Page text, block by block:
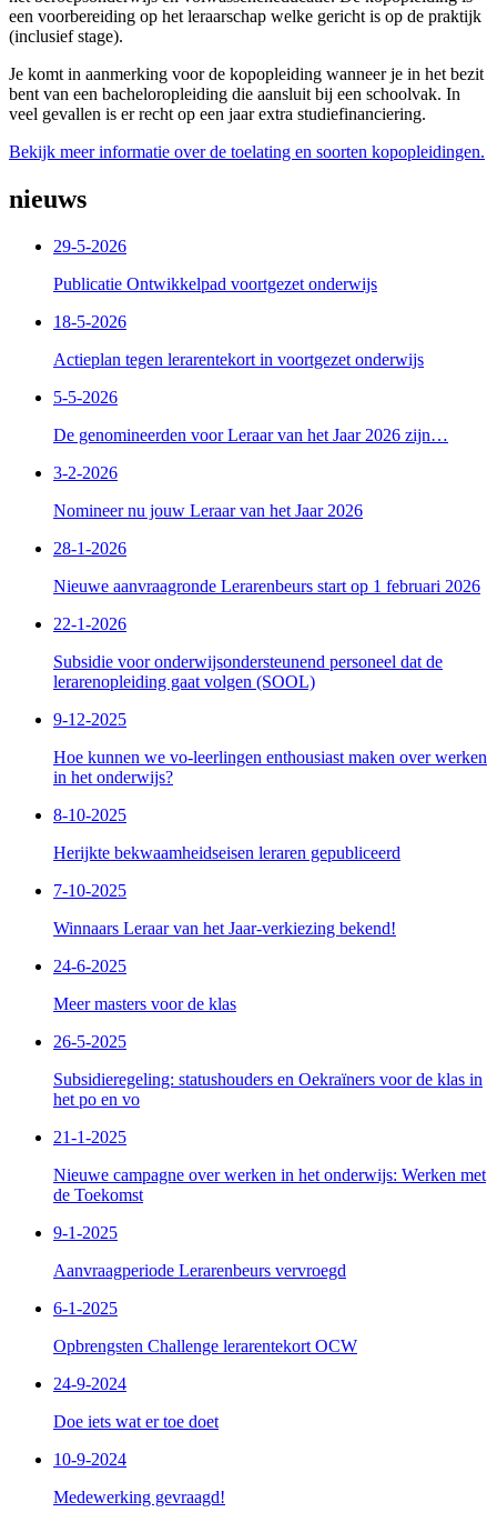
een voorbereiding op het leraarschap welke gericht is op de praktijk
(inclusief stage).
Je komt in aanmerking voor de kopopleiding wanneer je in het bezit
bent van een bacheloropleiding die aansluit bij een schoolvak. In
veel gevallen is er recht op een jaar extra studiefinanciering.
Bekijk meer informatie over de toelating en soorten kopopleidingen.
nieuws
29-5-2026
Publicatie Ontwikkelpad voortgezet onderwijs
18-5-2026
Actieplan tegen lerarentekort in voortgezet onderwijs
5-5-2026
De genomineerden voor Leraar van het Jaar 2026 zijn…
3-2-2026
Nomineer nu jouw Leraar van het Jaar 2026
28-1-2026
Nieuwe aanvraagronde Lerarenbeurs start op 1 februari 2026
22-1-2026
Subsidie voor onderwijsondersteunend personeel dat de
lerarenopleiding gaat volgen (SOOL)
9-12-2025
Hoe kunnen we vo-leerlingen enthousiast maken over werken
in het onderwijs?
8-10-2025
Herijkte bekwaamheidseisen leraren gepubliceerd
7-10-2025
Winnaars Leraar van het Jaar-verkiezing bekend!
24-6-2025
Meer masters voor de klas
26-5-2025
Subsidieregeling: statushouders en Oekraïners voor de klas in
het po en vo
21-1-2025
Nieuwe campagne over werken in het onderwijs: Werken met
de Toekomst
9-1-2025
Aanvraagperiode Lerarenbeurs vervroegd
6-1-2025
Opbrengsten Challenge lerarentekort OCW
24-9-2024
Doe iets wat er toe doet
10-9-2024
Medewerking gevraagd!